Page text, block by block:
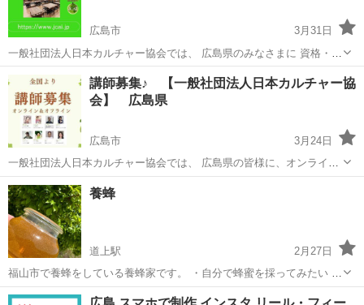
広島市
3月31日
一般社団法人日本カルチャー協会では、 広島県のみなさまに 資格・講
師養成・プロ養成・ 料理・語学・ダンス・音楽・健康・ハンドメイ
ド・ 美容・ファッション・介護・福祉・植物・アート 資産運用・伝統
文化・占い・一般...
広島市 その他 カルチャー
講師募集♪ 【一般社団法人日本カルチャー協
会】 広島県
広島市
3月24日
一般社団法人日本カルチャー協会では、 広島県の皆様に、オンライン
講師やオフライン講師の募集をしております。その他、下記の様々な
募集も行っております。 下記のURLをクリックすると、日程などの詳
細情報を見ることができ、 ...
広島 広島市 その他
養蜂
道上駅
2月27日
福山市で養蜂をしている養蜂家です。 ・自分で蜂蜜を採ってみたい ・
庭や畑でミツバチを飼ってみたい ・定年後の趣味として始めてみたい
広島 福山市 道上駅 その他 趣味